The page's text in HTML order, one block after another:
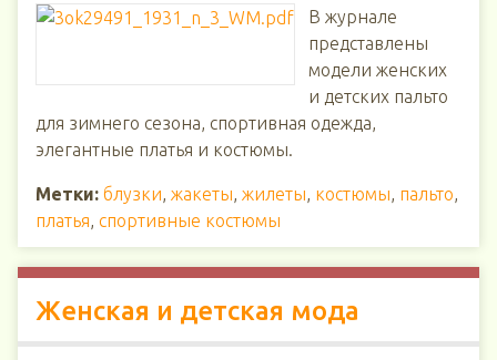
В журнале
представлены
модели женских
и детских пальто
для зимнего сезона, спортивная одежда,
элегантные платья и костюмы.
Метки: блузки, жакеты, жилеты, костюмы, пальто,
платья, спортивные костюмы
Женская и детская мода